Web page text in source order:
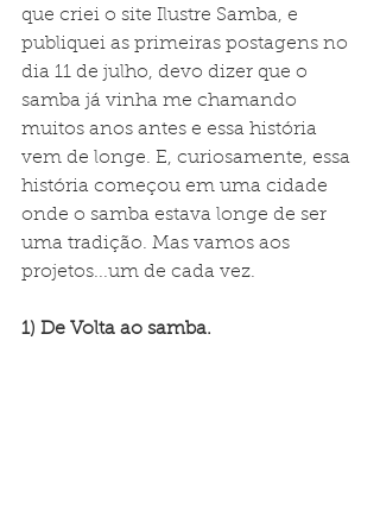
que criei o site Ilustre Samba, e
publiquei as primeiras postagens no
dia 11 de julho, devo dizer que o
samba já vinha me chamando
muitos anos antes e essa história
vem de longe. E, curiosamente, essa
história começou em uma cidade
onde o samba estava longe de ser
uma tradição. Mas vamos aos
projetos...um de cada vez.
1) De Volta ao samba.